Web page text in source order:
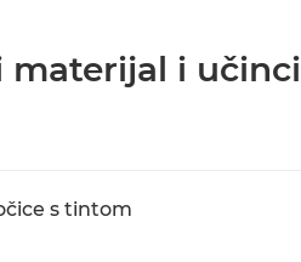
materijal i učinci
s tintom